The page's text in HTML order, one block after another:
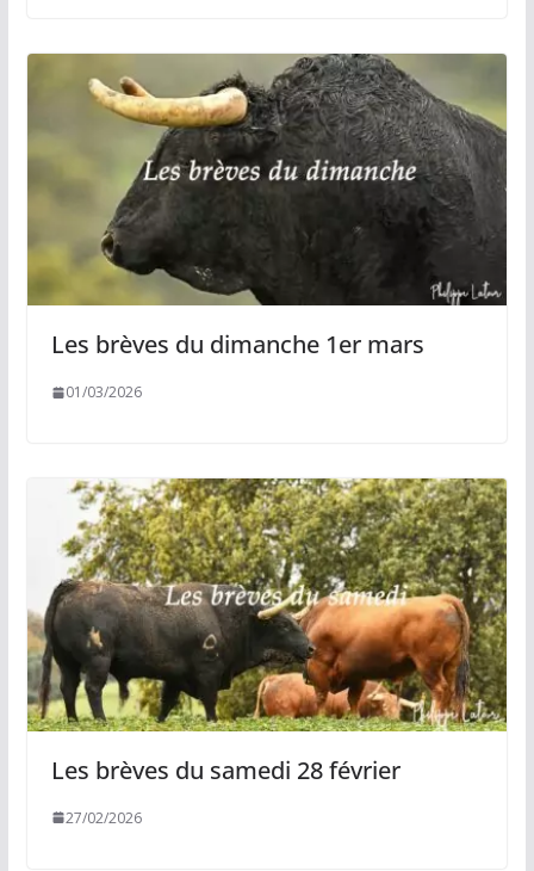
Les brèves du dimanche 1er mars
01/03/2026
Les brèves du samedi 28 février
27/02/2026